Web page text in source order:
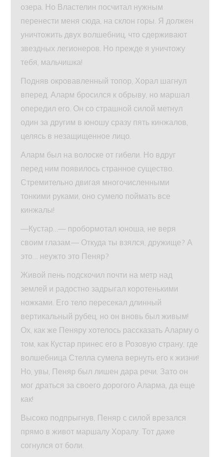
озера. Но Властелин посчитал нужным
перенести меня сюда, на склон горы. Я должен
уничтожить двух волшебниц, что сдерживают
звездных легионеров. Но прежде я уничтожу
тебя, мальчишка!
Подняв окровавленный топор, Хорал шагнул
вперед. Аларм бросился к обрыву, но маршал
опередил его. Он со страшной силой метнул
один за другим в юношу сразу пять кинжалов,
целясь в незащищенное лицо.
Аларм был на волоске от гибели. Но вдруг
перед ним появилось странное существо.
Стремительно двигая многочисленными
тонкими руками, оно сумело поймать все
кинжалы!
—Кустар…— пробормотал юноша, не веря
своим глазам.— Откуда ты взялся, дружище? А
это… неужто это Пеняр?
Живой пень подскочил почти на метр над
землей и радостно задрыгал коротенькими
ножками. Его тело пересекал длинный
вертикальный рубец, но он вновь был живым!
Ох, как же Пеняру хотелось рассказать Аларму о
том, как Кустар принес его в Розовую страну, где
волшебница Стелла сумела вернуть его к жизни!
Но, увы, Пеняр был лишен дара речи. Зато он
мог драться за своего дорогого Аларма, да еще
как!
Высоко подпрыгнув, Пеняр с силой врезался
прямо в живот маршалу Хоралу. Тот даже
согнулся от боли.